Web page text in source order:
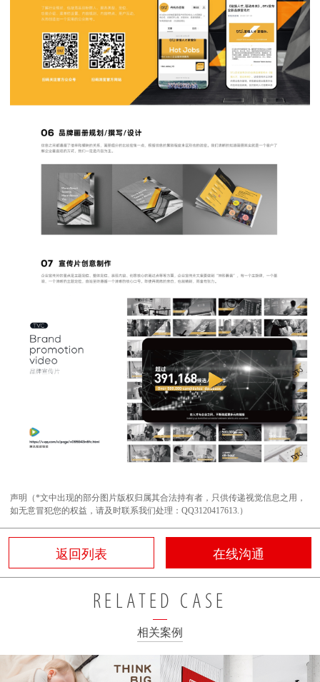
声明（*文中出现的部分图片版权归属其合法持有者，只供传递视觉信息之用，
如无意冒犯您的权益，请及时联系我们处理：QQ3120417613.）
返回列表 在线沟通
RELATED CASE
相关案例